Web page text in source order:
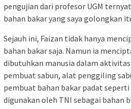
pengujian dari profesor UGM
bahan bakar yang saya golongkan
Sejauh ini, Faizan tidak hanya
bahan bakar saja. Namun ia
dibutuhkan manusia dalam
pembuat sabun, alat penggiling
pembuat bahan bakar padat
digunakan oleh TNI sebagai bahan